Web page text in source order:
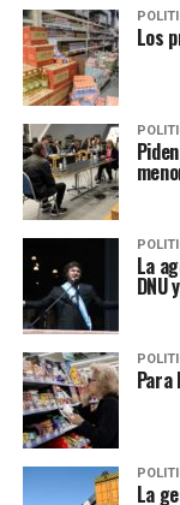
Los
La
DNU
Para
La